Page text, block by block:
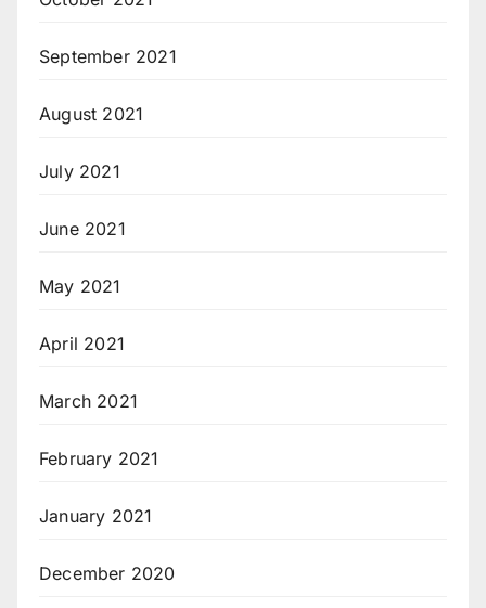
September 2021
August 2021
July 2021
June 2021
May 2021
April 2021
March 2021
February 2021
January 2021
December 2020